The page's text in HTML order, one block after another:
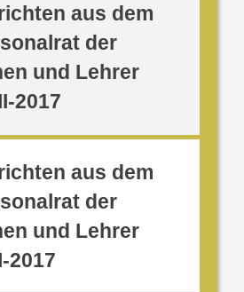
aus dem
der
und Lehrer
2017
aus dem
der
und Lehrer
2017